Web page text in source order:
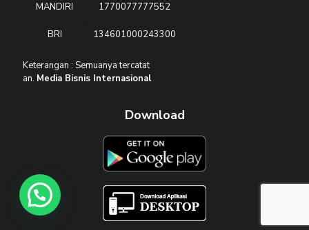
MANDIRI 1770077777552
BRI 134601000243300
Keterangan : Semuanya tercatat
an. Media Bisnis Internasional
Download